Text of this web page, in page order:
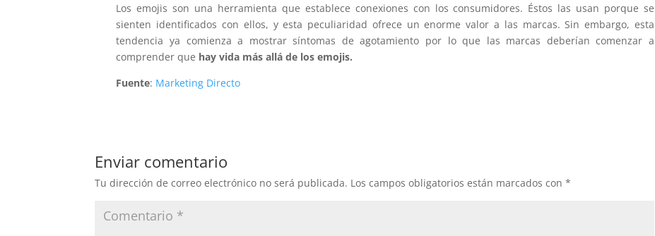
Los emojis son una herramienta que establece conexiones con los consumidores. Éstos las usan porque se
sienten identificados con ellos, y esta peculiaridad ofrece un enorme valor a las marcas. Sin embargo, esta
tendencia ya comienza a mostrar síntomas de agotamiento por lo que las marcas deberían comenzar a
comprender que hay vida más allá de los emojis.
Fuente: Marketing Directo
Enviar comentario
Tu dirección de correo electrónico no será publicada. Los campos obligatorios están marcados con*